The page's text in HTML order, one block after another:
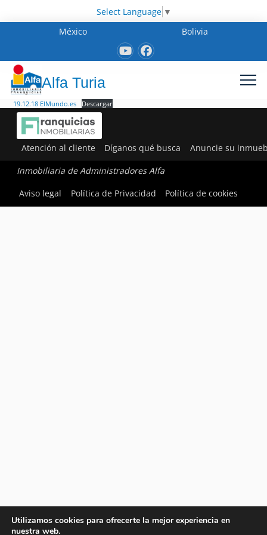
Select Language ▼
México
Bolivia
Alfa Turia
19.12.18 ElMundo.es Descargar
Atención al cliente Díganos qué busca Anuncie su
Inmobiliaria de Administradores Alfa
Aviso legal
Política de Privacidad Política de cookies
Utilizamos cookies para ofrecerte la mejor experiencia en
nuestra web.